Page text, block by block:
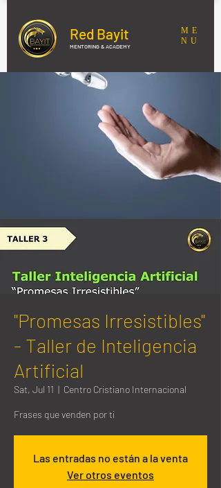
ME
NU
Red Bayit
MENTORING & ACADEMY
"Promesas Irresistibles"
- Taller de Inteligencia
Artificial
Sat, Jul 11
  |
Centro Cristiano Internacional
Frases que venden por ti
Las entradas no están a la venta
Ver otros eventos